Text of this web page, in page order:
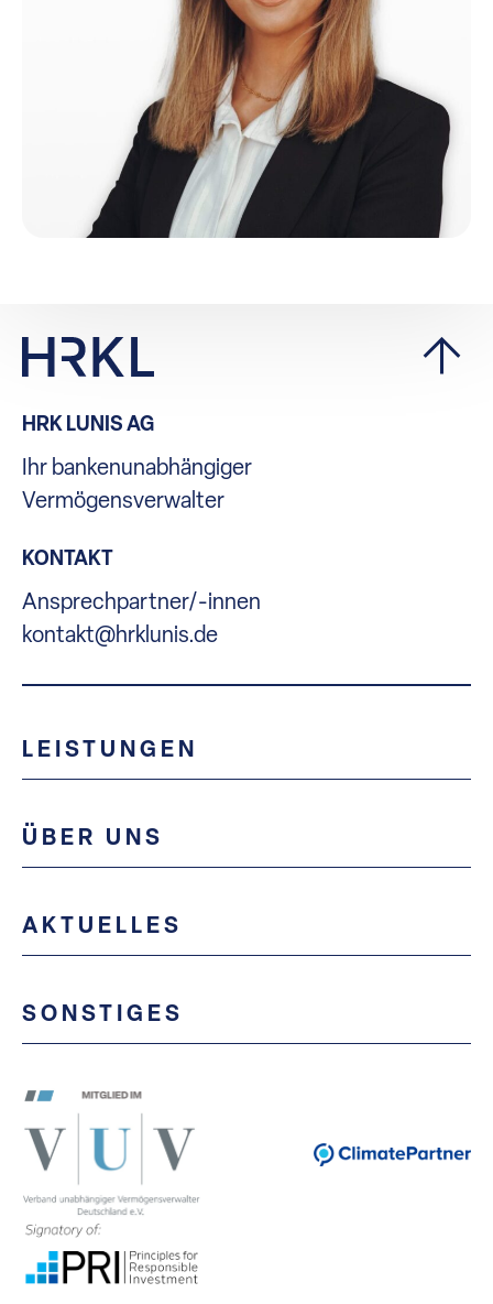
HRK LUNIS AG
Ihr bankenunabhängiger
Vermögensverwalter
KONTAKT
Ansprechpartner/-innen
kontakt@hrklunis.de
LEISTUNGEN
ÜBER UNS
AKTUELLES
SONSTIGES